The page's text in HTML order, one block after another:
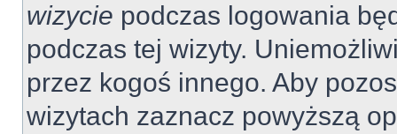
wizycie podczas logowania
podczas tej wizyty.
przez kogoś innego. Aby
wizytach zaznacz powyższą